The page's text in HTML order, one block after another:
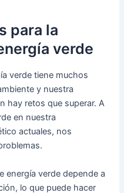
para la
verde
verde tiene muchos
y nuestra
hay retos que superar. A
en nuestra
actuales, nos
energía verde depende a
lo que puede hacer